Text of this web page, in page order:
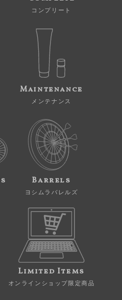
コンプリート
Maintenance
メンテナンス
Barrels
ヨシムラバレルズ
Limited Items
オンラインショップ限定商品